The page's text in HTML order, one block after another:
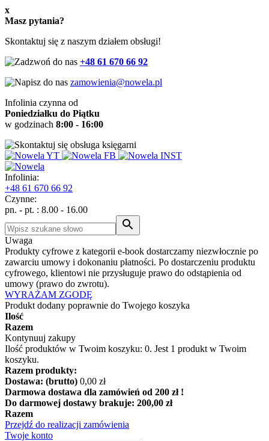
x
Masz pytania?
Skontaktuj się z naszym działem obsługi!
+48 61 670 66 92
zamowienia@nowela.pl
Infolinia czynna od
Poniedziałku do Piątku
w godzinach 8:00 - 16:00
Infolinia:
+48 61 670 66 92
Czynne:
pn. - pt. : 8.00 - 16.00
Uwaga
Produkty cyfrowe z kategorii e-book dostarczamy niezwłocznie po
zawarciu umowy i dokonaniu płatności. Po dostarczeniu produktu
cyfrowego, klientowi nie przysługuje prawo do odstąpienia od
umowy (prawo do zwrotu).
WYRAŻAM ZGODĘ
Produkt dodany poprawnie do Twojego koszyka
Ilość
Razem
Kontynuuj zakupy
Ilość produktów w Twoim koszyku: 0. Jest 1 produkt w Twoim
koszyku.
Razem produkty:
Dostawa: (brutto) 0,00 zł
Darmowa dostawa dla zamówień od 200 zł !
Do darmowej dostawy brakuje: 200,00 zł
Razem
Przejdź do realizacji zamówienia
Twoje konto